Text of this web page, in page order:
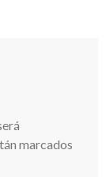
marcados